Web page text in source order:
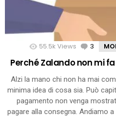
55.5k Views 3
Perché Zalando non mi
Alzi la mano chi non ha mai
minima idea di cosa sia. Può
pagamento non venga
pagare alla consegna. Andiamo